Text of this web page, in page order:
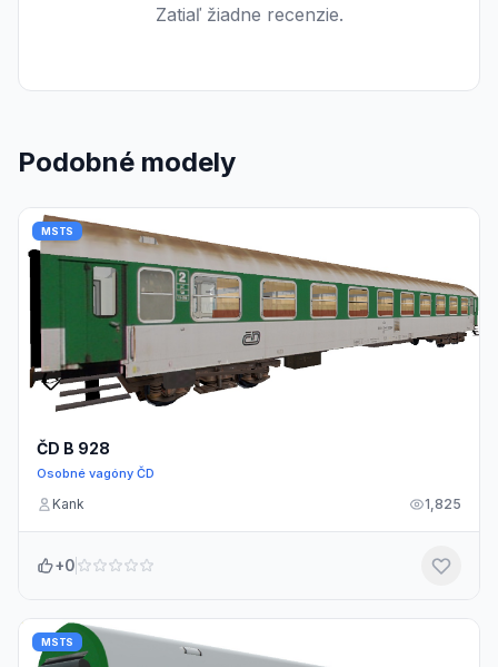
Zatiaľ žiadne recenzie.
Podobné modely
MSTS
ČD B 928
Osobné vagóny ČD
Kank 1,825
+0
MSTS